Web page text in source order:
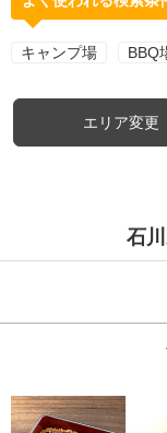
キャンプ場 BBQ
エリア変更
石